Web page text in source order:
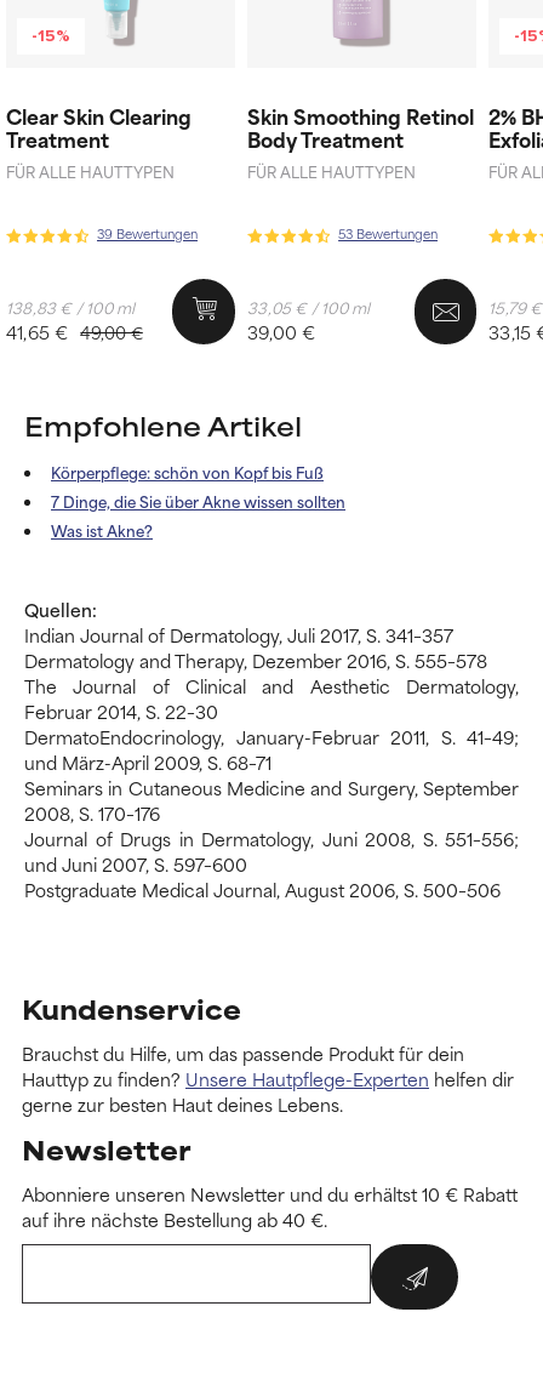
-15%
Clear Skin Clearing
Treatment
FÜR ALLE HAUTTYPEN
39 Bewertungen
49,00 €
41,65 €
138,83 € / 100 ml
Skin Smoothing Retinol
Body Treatment
FÜR ALLE HAUTTYPEN
53 Bewertungen
39,00 €
33,05 € / 100 ml
-
2%
FÜR
33,15
15,79
Empfohlene Artikel
Körperpflege: schön von Kopf bis Fuß
7 Dinge, die Sie über Akne wissen sollten
Was ist Akne?
Quellen:
Indian Journal of Dermatology, Juli 2017, S. 341–357
Dermatology and Therapy, Dezember 2016, S. 555–578
The Journal of Clinical and Aesthetic Dermatology,
Februar 2014, S. 22–30
DermatoEndocrinology, January-Februar 2011, S. 41–49;
und März-April 2009, S. 68–71
Seminars in Cutaneous Medicine and Surgery, September
2008, S. 170–176
Journal of Drugs in Dermatology, Juni 2008, S. 551–556;
und Juni 2007, S. 597–600
Postgraduate Medical Journal, August 2006, S. 500–506
Kundenservice
Brauchst du Hilfe, um das passende Produkt für dein
Hauttyp zu finden? Unsere Hautpflege-Experten helfen dir
gerne zur besten Haut deines Lebens.
Newsletter
Abonniere unseren Newsletter und du erhältst 10 € Rabatt
auf ihre nächste Bestellung ab 40 €.